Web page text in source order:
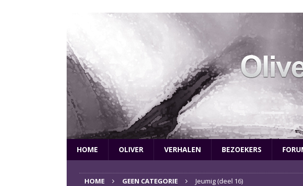
HOME OLIVER VERHALEN BEZOEKERS
HOME GEEN CATEGORIE Jeumig (deel 16)